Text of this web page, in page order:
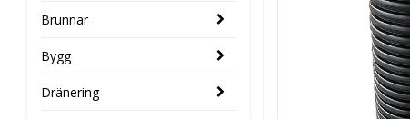
Brunnar
Bygg
Dränering